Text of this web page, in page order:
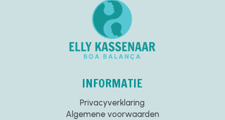
INFORMATIE
Privacyverklaring
Algemene voorwaarden